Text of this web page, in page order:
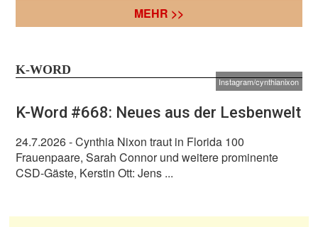
MEHR >>
K-WORD
Instagram/cynthianixon
K-Word #668: Neues aus der Lesbenwelt
24.7.2026- Cynthia Nixon traut in Florida 100
Frauenpaare, Sarah Connor und weitere prominente
CSD-Gäste, Kerstin Ott: Jens ...